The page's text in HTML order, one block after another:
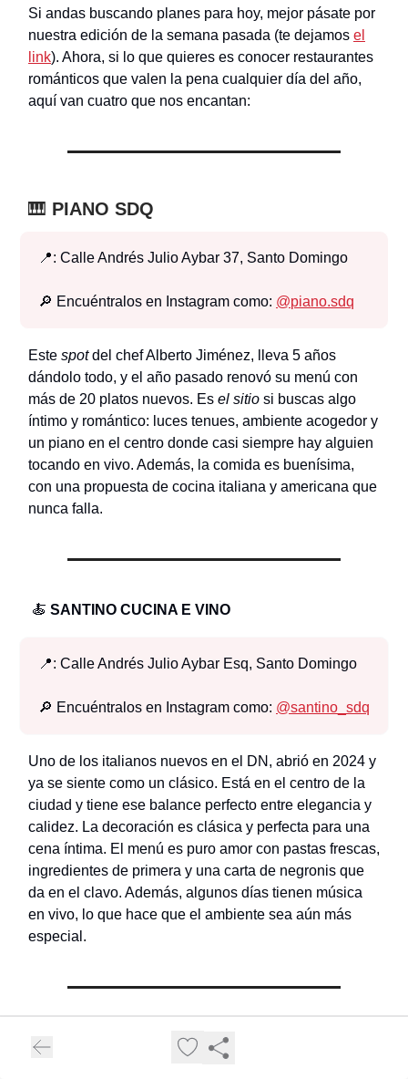
Si andas buscando planes para hoy, mejor pásate por
nuestra edición de la semana pasada (te dejamos el
link). Ahora, si lo que quieres es conocer restaurantes
románticos que valen la pena cualquier día del año,
aquí van cuatro que nos encantan:
🎹 PIANO SDQ
📍: Calle Andrés Julio Aybar 37, Santo Domingo
🔎 Encuéntralos en Instagram como: @piano.sdq
Este spotdel chef Alberto Jiménez, lleva 5 años
dándolo todo, y el año pasado renovó su menú con
más de 20 platos nuevos. Es el sitio si buscas algo
íntimo y romántico: luces tenues, ambiente acogedor y
un piano en el centro donde casi siempre hay alguien
tocando en vivo. Además, la comida es buenísima,
con una propuesta de cocina italiana y americana que
nunca falla.
🍝 SANTINO CUCINA E VINO
📍: Calle Andrés Julio Aybar Esq, Santo Domingo
🔎 Encuéntralos en Instagram como: @santino_sdq
Uno de los italianos nuevos en el DN, abrió en 2024 y
ya se siente como un clásico. Está en el centro de la
ciudad y tiene ese balance perfecto entre elegancia y
calidez. La decoración es clásica y perfecta para una
cena íntima. El menú es puro amor con pastas frescas,
ingredientes de primera y una carta de negronis que
da en el clavo. Además, algunos días tienen música
en vivo, lo que hace que el ambiente sea aún más
especial.
🍣ROBATA